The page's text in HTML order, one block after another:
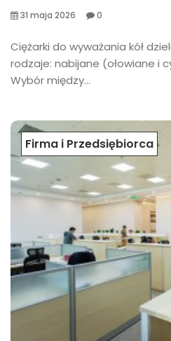
31 maja 2026 0
​Ciężarki do wyważania kół
rodzaje: nabijane (ołowiane i
Wybór między...
Firma i Przedsiębiorca